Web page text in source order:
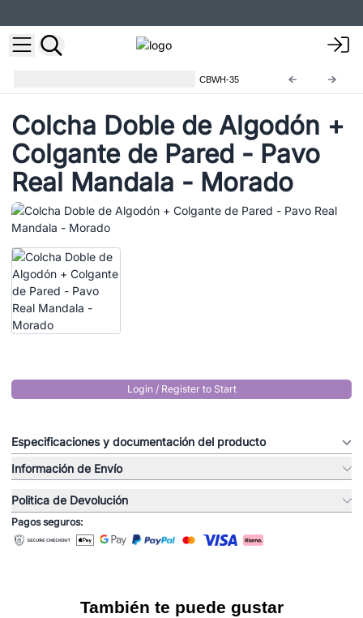
CBWH-35
Colcha Doble de Algodón +
Colgante de Pared - Pavo
Real Mandala - Morado
Login / Register to Start
Especificaciones y documentación del producto
Información de Envío
Politica de Devolución
Pagos seguros:
También te puede gustar